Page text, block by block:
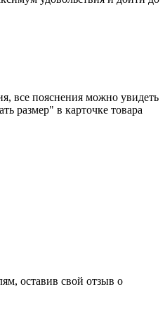
все пояснения можно увидеть
размер" в карточке товара
оставив свой отзыв о